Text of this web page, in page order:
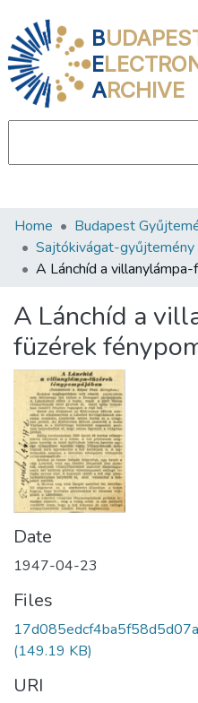
B
E
ARCHIVE
Communities &
All of DSpace
About us
Home Budapest
Sajtókivágat-gyűjtemény
A Lánchíd a
füzérek
Date
1947-04-23
Files
(149.19 KB)
URI